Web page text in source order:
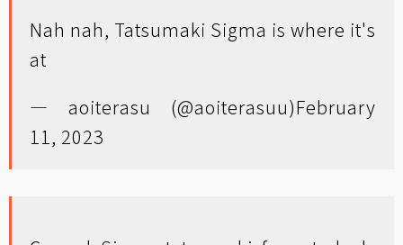
Nah nah, Tatsumaki Sigma is where it's
at
— aoiterasu (@aoiterasuu)February
11, 2023